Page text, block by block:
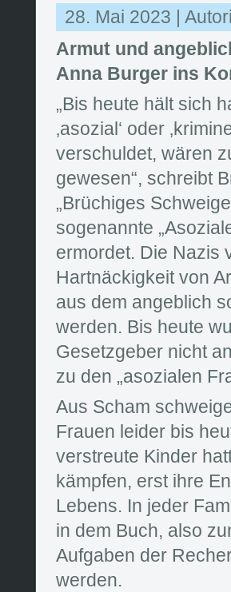
28. Mai 2023 |
Armut und
Anna Burger ins
„Bis heute hält sich
‚asozial‘ oder
verschuldet, wären
gewesen“, schreibt
„Brüchiges
sogenannte
ermordet. Die Nazis
Hartnäckigkeit von
aus dem angeblich
werden. Bis heute
Gesetzgeber nicht
zu den „asozialen
Aus Scham
Frauen leider bis
verstreute Kinder
kämpfen, erst ihre
Lebens. In jeder
in dem Buch, also
Aufgaben der
werden.